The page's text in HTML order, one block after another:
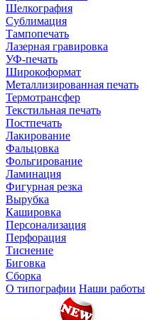
Шелкография
Сублимация
Тампопечать
Лазерная гравировка
УФ-печать
Широкоформат
Металлизированная печать
Термотрансфер
Текстильная печать
Постпечать
Лакирование
Фальцовка
Фольгирование
Ламинация
Фигурная резка
Вырубка
Кашировка
Персонализация
Перфорация
Тиснение
Биговка
Сборка
О типографии Наши работы